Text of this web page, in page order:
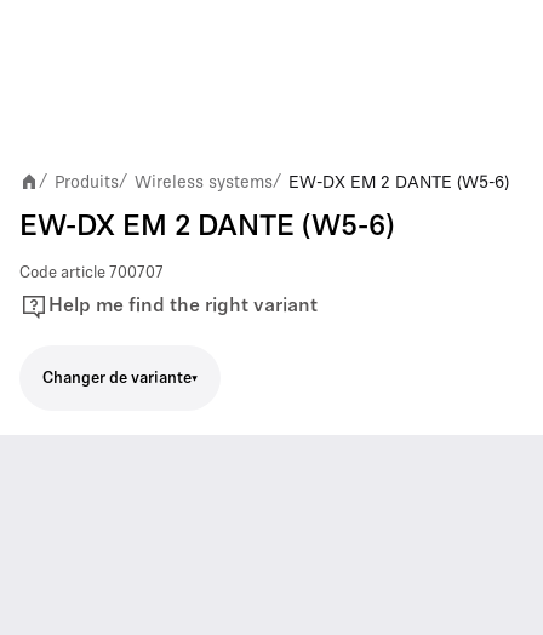
/ Produits/ Wireless systems/ EW-DX EM 2 DANTE (W5-6)
EW-DX EM 2 DANTE (W5-6)
Code article 700707
Help me find the right variant
Changer de variante